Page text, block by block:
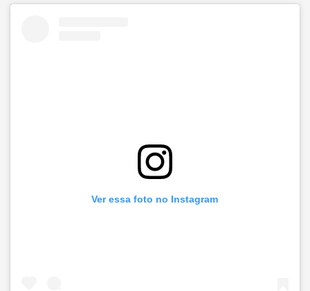
Ver essa foto no Instagram